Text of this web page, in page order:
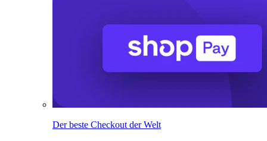
Der beste Checkout der Welt